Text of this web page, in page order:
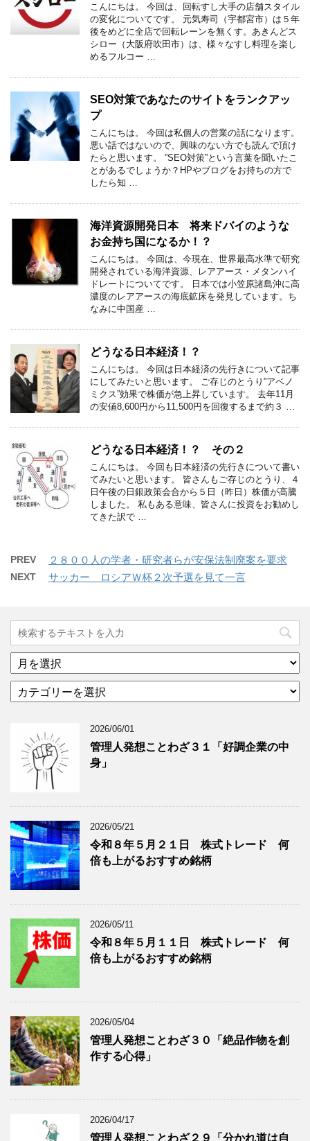
こんにちは。 今回は、回転すし大手の店舗スタイル
の変化についてです。 元気寿司（宇都宮市）は５年
後をめどに全店で回転レーンを無くす。あきんどス
シロー（大阪府吹田市）は、様々なすし料理を楽し
めるフルコー …
SEO対策であなたのサイトをランクアッ
プ
こんにちは。 今回は私個人の営業の話になります。
悪い話ではないので、興味のない方でも読んで頂け
たらと思います。 ”SEO対策”という言葉を聞いたこ
とがあるでしょうか？HPやブログをお持ちの方で
したら知 …
海洋資源開発日本 将来ドバイのような
お金持ち国になるか！？
こんにちは。 今回は、今現在、世界最高水準で研究
開発されている海洋資源、レアアース・メタンハイ
ドレートについてです。 日本では小笠原諸島沖に高
濃度のレアアースの海底鉱床を発見しています。ち
なみに中国産 …
どうなる日本経済！？
こんにちは。 今回は日本経済の先行きについて記事
にしてみたいと思います。 ご存じのとうり”アベノ
ミクス”効果で株価が急上昇しています。 去年11月
の安値8,600円から11,500円を回復するまで約３ …
どうなる日本経済！？ その２
こんにちは。 今回も日本経済の先行きについて書い
てみたいと思います。 皆さんもご存じのとうり、４
日午後の日銀政策会合から５日（昨日）株価が高騰
しました。 私もある意味、皆さんに投資をお勧めし
てきた訳で …
PREV ２８００人の学者・研究者らが安保法制廃案を要求
NEXT サッカー ロシアＷ杯２次予選を見て一言
ア
ー
イ
グ
記
事
を
表
示
テ
ー
グ
記
事
を
表
示
2026/06/01
管理人発想ことわざ３１「好調企業の中
身」
2026/05/21
令和８年５月２１日 株式トレード 何
倍も上がるおすすめ銘柄
2026/05/11
令和８年５月１１日 株式トレード 何
倍も上がるおすすめ銘柄
2026/05/04
管理人発想ことわざ３０「絶品作物を創
作する心得」
2026/04/17
管理人発想ことわざ２９「分かれ道は自